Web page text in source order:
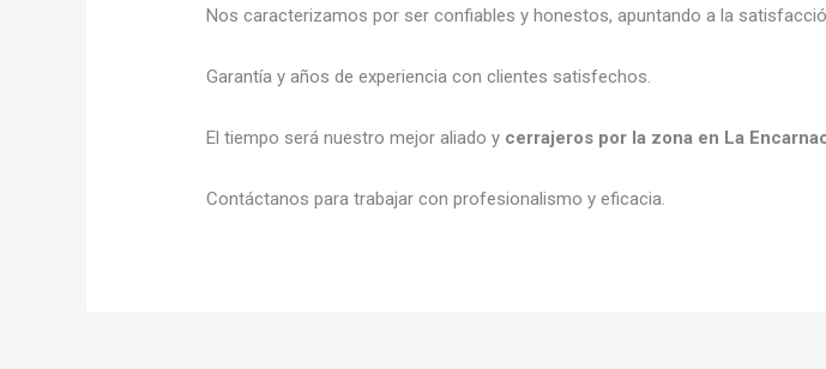
Nos caracterizamos por ser confiables y honestos, apuntando a la
Garantía y años de experiencia con clientes satisfechos.
El tiempo será nuestro mejor aliado y cerrajeros por la zona en La
Contáctanos para trabajar con profesionalismo y eficacia.